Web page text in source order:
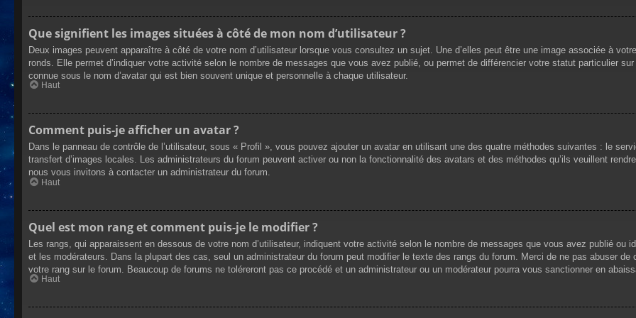
Que signifient les images situées à côté de mon nom d’utilisateur ?
Deux images peuvent apparaître à côté de votre nom d’utilisateur lorsque vous consultez un sujet. Une d’elles peut être une image associée à
ronds. Elle permet d’indiquer votre activité selon le nombre de messages que vous avez publié, ou permet de différencier votre statut particulier
connue sous le nom d’avatar qui est bien souvent unique et personnelle à chaque utilisateur.
Haut
Comment puis-je afficher un avatar ?
Dans le panneau de contrôle de l’utilisateur, sous « Profil », vous pouvez ajouter un avatar en utilisant une des quatre méthodes suivantes : le
transfert d’images locales. Les administrateurs du forum peuvent activer ou non la fonctionnalité des avatars et des méthodes qu’ils veuillent
nous vous invitons à contacter un administrateur du forum.
Haut
Quel est mon rang et comment puis-je le modifier ?
Les rangs, qui apparaissent en dessous de votre nom d’utilisateur, indiquent votre activité selon le nombre de messages que vous avez publié
et les modérateurs. Dans la plupart des cas, seul un administrateur du forum peut modifier le texte des rangs du forum. Merci de ne pas abuser
votre rang sur le forum. Beaucoup de forums ne toléreront pas ce procédé et un administrateur ou un modérateur pourra vous sanctionner en
Haut